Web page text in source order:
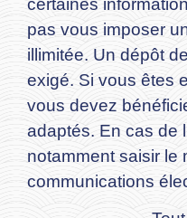
certaines
pas vous imposer
illimitée. Un dépôt
exigé. Si vous êtes
vous devez
adaptés. En cas de
notamment saisir le
communications